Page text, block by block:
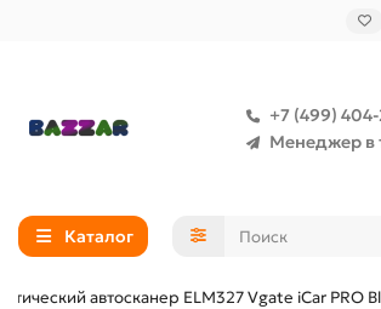
+7 (499)
Менеджер в
Каталог
автосканер ELM327 Vgate iCar PRO